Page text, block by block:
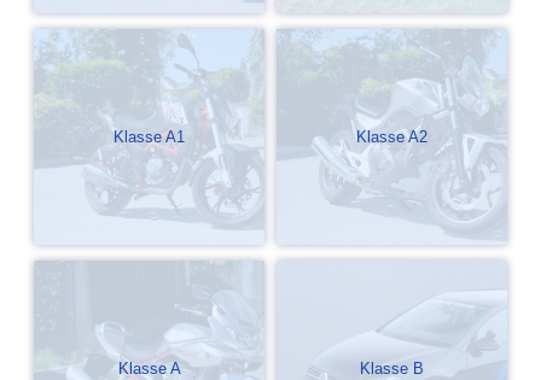
Klasse A1 Klasse A2
Klasse A Klasse B